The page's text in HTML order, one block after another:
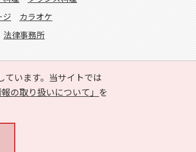
います。当サイトでは
の取り扱いについて」 を
ジ
カラオケ
法律事務所